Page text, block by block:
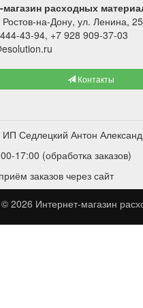
магазин расходных
Ростов-на-Дону, ул. Ленина,
43-94, +7 928 909-37-03
Контакты
Седлецкий Антон
17:00 (обработка заказов)
заказов через сайт
2026 Интернет-магазин